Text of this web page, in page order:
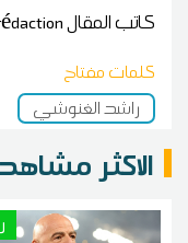
كاتب المقال
كلمات مفتاح
راشد الغنوشي
الاكثر